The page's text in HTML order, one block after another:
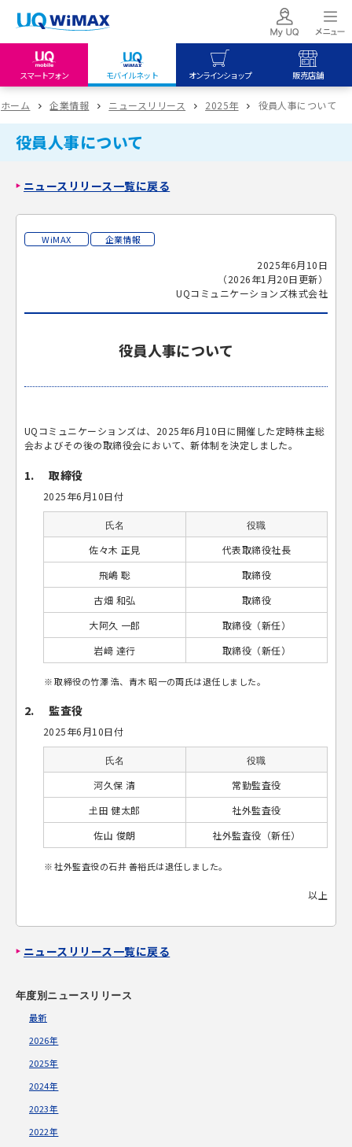
スマートフォン モバイルネット オンラインショップ 販売店舗
my UQ WiMAX
UQ WiMAX ご契約の方
My UQ mobile
UQ mobile
オンラインショップ
UQ WiMAX
UQ mobile
販売店舗
UQ WiMAX
ホーム 企業情報 ニュースリリース 2025年 役員人事について
役員人事について
ニュースリリース一覧に戻る
WiMAX 企業情報
2025年6月10日
（2026年1月20日更新）
UQコミュニケーションズ株式会社
役員人事について
UQコミュニケーションズは、2025年6月10日に開催した定時株主総
会およびその後の取締役会において、新体制を決定しました。
1. 取締役
2025年6月10日付
氏名
役職
佐々木 正見
代表取締役社長
飛嶋 聡
取締役
古畑 和弘
取締役
大阿久 一郎
取締役（新任）
岩﨑 達行
取締役（新任）
取締役の竹澤 浩、青木 昭一の両氏は退任しました。
2. 監査役
2025年6月10日付
氏名
役職
河久保 清
常勤監査役
𡈽田 健太郎
社外監査役
佐山 俊朗
社外監査役（新任）
社外監査役の石井 善裕氏は退任しました。
以上
ニュースリリース一覧に戻る
年度別ニュースリリース
最新
2026年
2025年
2024年
2023年
2022年